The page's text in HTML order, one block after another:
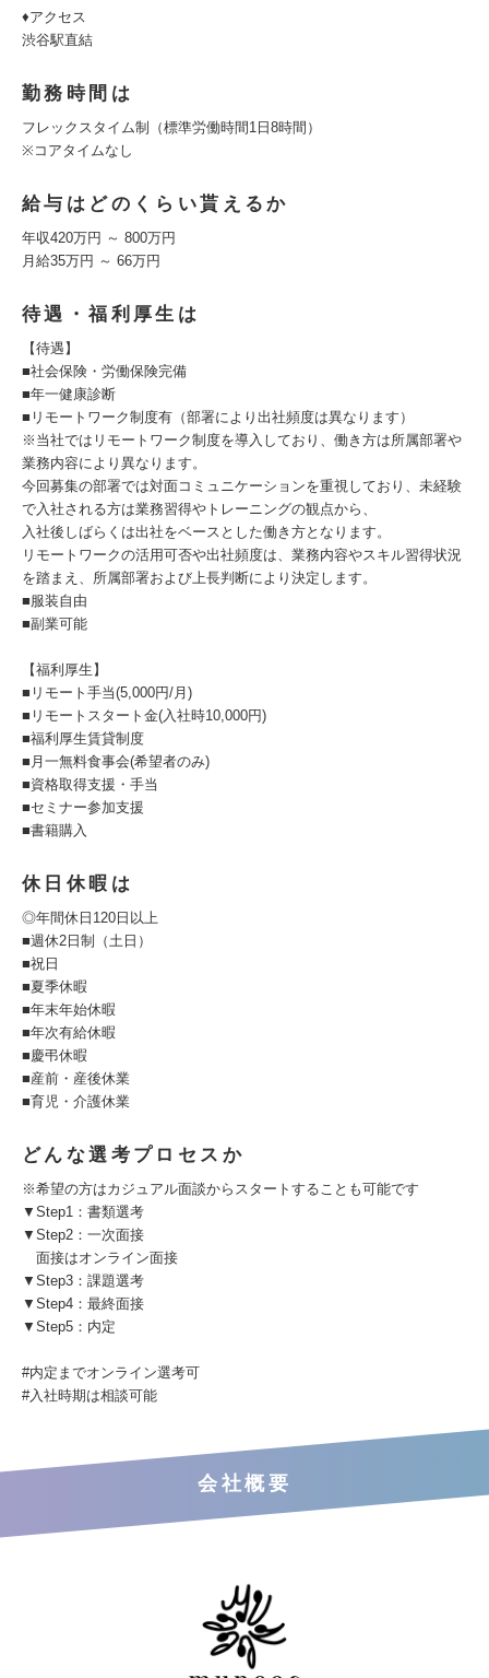
♦アクセス
渋谷駅直結
勤務時間は
フレックスタイム制（標準労働時間1日8時間）
※コアタイムなし
給与はどのくらい貰えるか
年収420万円 ～ 800万円
月給35万円 ～ 66万円
待遇・福利厚生は
【待遇】
■社会保険・労働保険完備
■年一健康診断
■リモートワーク制度有（部署により出社頻度は異なります）
※当社ではリモートワーク制度を導入しており、働き方は所属部署や
業務内容により異なります。
今回募集の部署では対面コミュニケーションを重視しており、未経験
で入社される方は業務習得やトレーニングの観点から、
入社後しばらくは出社をベースとした働き方となります。
リモートワークの活用可否や出社頻度は、業務内容やスキル習得状況
を踏まえ、所属部署および上長判断により決定します。
■服装自由
■副業可能
【福利厚生】
■リモート手当(5,000円/月)
■リモートスタート金(入社時10,000円)
■福利厚生賃貸制度
■月一無料食事会(希望者のみ)
■資格取得支援・手当
■セミナー参加支援
■書籍購入
休日休暇は
◎年間休日120日以上
■週休2日制（土日）
■祝日
■夏季休暇
■年末年始休暇
■年次有給休暇
■慶弔休暇
■産前・産後休業
■育児・介護休業
どんな選考プロセスか
※希望の方はカジュアル面談からスタートすることも可能です
▼Step1：書類選考
▼Step2：一次面接
面接はオンライン面接
▼Step3：課題選考
▼Step4：最終面接
▼Step5：内定
#内定までオンライン選考可
#入社時期は相談可能
会社概要